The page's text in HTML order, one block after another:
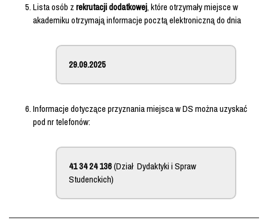
Lista osób zrekrutacji dodatkowej, które otrzymały miejsce w
akademiku otrzymają informacje pocztą elektroniczną do dnia
29.09.2025
Informacje dotyczące przyznania miejsca w DS można uzyskać
pod nr telefonów:
41 34 24 136(Dział Dydaktyki i Spraw
Studenckich)